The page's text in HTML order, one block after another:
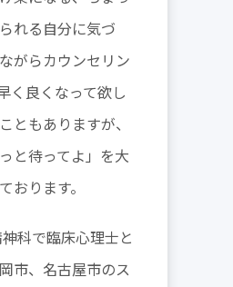
れる自分に気づ
がらカウンセリン
く良くなって欲し
ともありますが、
と待ってよ」を大
おります。
科で臨床心理士と
市、名古屋市のス